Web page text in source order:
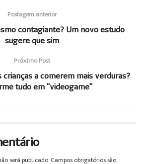
Postagem anterior
contagiante? Um novo estudo
sugere que sim
Próximo Post
crianças a comerem mais verduras?
tudo em "videogame"
será publicado. Campos obrigatórios são